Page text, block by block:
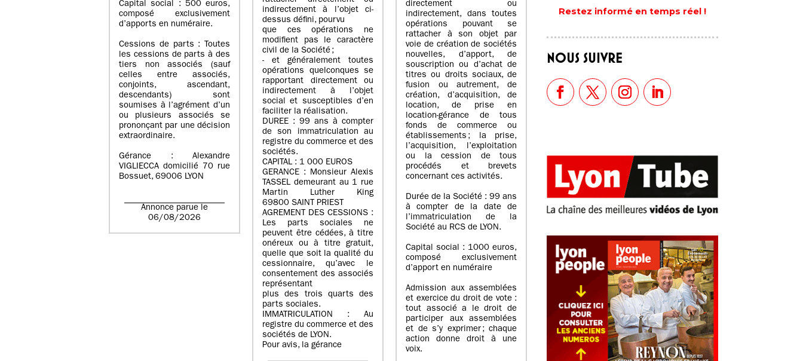
Capital social : 500 euros,
composé exclusivement
d’apports en numéraire.
Cessions de parts : Toutes
les cessions de parts à des
tiers non associés (sauf
celles entre associés,
conjoints, ascendant,
descendants) sont
soumises à l’agrément d’un
ou plusieurs associés se
prononçant par une décision
extraordinaire.
Gérance : Alexandre
VIGLIECCA domicilié 70 rue
Bossuet, 69006 LYON
Annonce parue le
06/08/2026
indirectement à l’objet ci-
dessus défini, pourvu
que ces opérations ne
modifient pas le caractère
civil de la Société ;
- et généralement toutes
opérations quelconques se
rapportant directement ou
indirectement à l’objet
social et susceptibles d’en
faciliter la réalisation.
DUREE : 99 ans à compter
de son immatriculation au
registre du commerce et des
sociétés.
CAPITAL : 1 000 EUROS
GERANCE : Monsieur Alexis
TASSEL demeurant au 1 rue
Martin Luther King
69800 SAINT PRIEST
AGREMENT DES CESSIONS :
Les parts sociales ne
peuvent être cédées, à titre
onéreux ou à titre gratuit,
quelle que soit la qualité du
cessionnaire, qu’avec le
consentement des associés
représentant
plus des trois quarts des
parts sociales.
IMMATRICULATION : Au
registre du commerce et des
sociétés de LYON.
Pour avis, la gérance
directement ou
indirectement, dans toutes
opérations pouvant se
rattacher à son objet par
voie de création de sociétés
nouvelles, d’apport, de
souscription ou d’achat de
titres ou droits sociaux, de
fusion ou autrement, de
création, d’acquisition, de
location, de prise en
location-gérance de tous
fonds de commerce ou
établissements ; la prise,
l’acquisition, l’exploitation
ou la cession de tous
procédés et brevets
concernant ces activités.
Durée de la Société : 99 ans
à compter de la date de
l’immatriculation de la
Société au RCS de LYON.
Capital social : 1000 euros,
composé exclusivement
d’apport en numéraire
Admission aux assemblées
et exercice du droit de vote :
tout associé a le droit de
participer aux assemblées
et de s’y exprimer ; chaque
action donne droit à une
voix.
Restez informé en temps réel !
NOUS SUIVRE